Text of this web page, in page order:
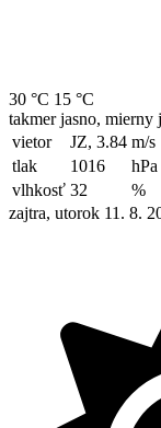
30 °C 15 °C
takmer jasno, mierny
vietor
JZ, 3.84 m/s
tlak
1016
hPa
vlhkosť 32
%
zajtra, utorok 11. 8.